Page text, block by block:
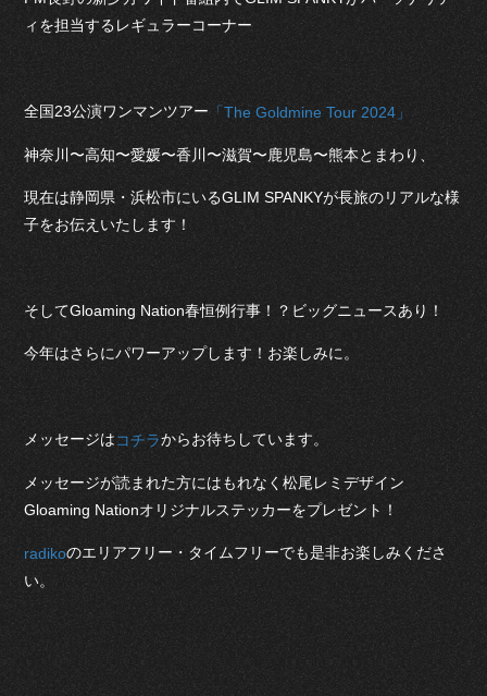
ィを担当するレギュラーコーナー
全国23公演ワンマンツアー 「The Goldmine Tour 2024」
神奈川〜高知〜愛媛〜香川〜滋賀〜鹿児島〜熊本とまわり、
現在は静岡県・浜松市にいるGLIM SPANKYが長旅のリアルな様
子をお伝えいたします！
そしてGloaming Nation春恒例行事！？ビッグニュースあり！
今年はさらにパワーアップします！お楽しみに。
メッセージはコチラからお待ちしています。
メッセージが読まれた方にはもれなく松尾レミデザイン
Gloaming Nationオリジナルステッカーをプレゼント！
radikoのエリアフリー・タイムフリーでも是非お楽しみくださ
い。